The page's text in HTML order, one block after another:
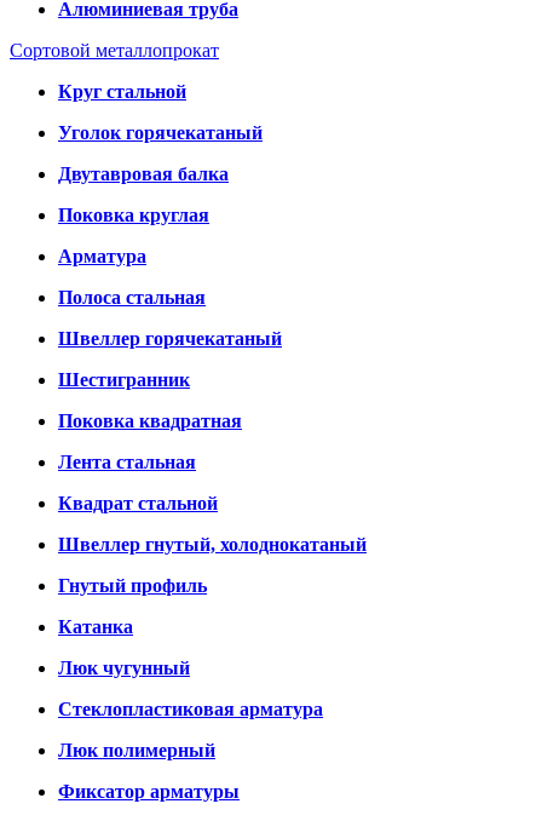
Алюминиевая труба
Сортовой металлопрокат
Круг стальной
Уголок горячекатаный
Двутавровая балка
Поковка круглая
Арматура
Полоса стальная
Швеллер горячекатаный
Шестигранник
Поковка квадратная
Лента стальная
Квадрат стальной
Швеллер гнутый, холоднокатаный
Гнутый профиль
Катанка
Люк чугунный
Стеклопластиковая арматура
Люк полимерный
Фиксатор арматуры